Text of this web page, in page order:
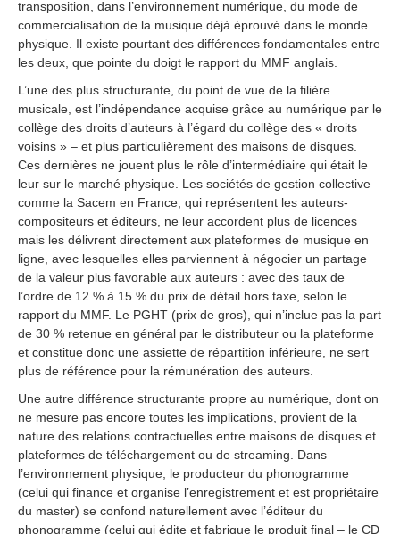
transposition, dans l’environnement numérique, du mode de
commercialisation de la musique déjà éprouvé dans le monde
physique. Il existe pourtant des différences fondamentales entre
les deux, que pointe du doigt le rapport du MMF anglais.
L’une des plus structurante, du point de vue de la filière
musicale, est l’indépendance acquise grâce au numérique par le
collège des droits d’auteurs à l’égard du collège des « droits
voisins » – et plus particulièrement des maisons de disques.
Ces dernières ne jouent plus le rôle d’intermédiaire qui était le
leur sur le marché physique. Les sociétés de gestion collective
comme la Sacem en France, qui représentent les auteurs-
compositeurs et éditeurs, ne leur accordent plus de licences
mais les délivrent directement aux plateformes de musique en
ligne, avec lesquelles elles parviennent à négocier un partage
de la valeur plus favorable aux auteurs : avec des taux de
l’ordre de 12 % à 15 % du prix de détail hors taxe, selon le
rapport du MMF. Le PGHT (prix de gros), qui n’inclue pas la part
de 30 % retenue en général par le distributeur ou la plateforme
et constitue donc une assiette de répartition inférieure, ne sert
plus de référence pour la rémunération des auteurs.
Une autre différence structurante propre au numérique, dont on
ne mesure pas encore toutes les implications, provient de la
nature des relations contractuelles entre maisons de disques et
plateformes de téléchargement ou de streaming. Dans
l’environnement physique, le producteur du phonogramme
(celui qui finance et organise l’enregistrement et est propriétaire
du master) se confond naturellement avec l’éditeur du
phonogramme (celui qui édite et fabrique le produit final – le CD